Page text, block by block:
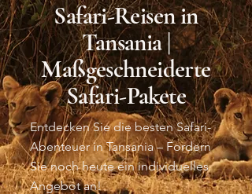
Safari-Reisen in
Tansania |
Maßgeschneiderte
Safari-Pakete
Entdecken Sie die besten Safari-
Abenteuer in Tansania – Fordern
Sie noch heute ein individuelles
Angebot an!